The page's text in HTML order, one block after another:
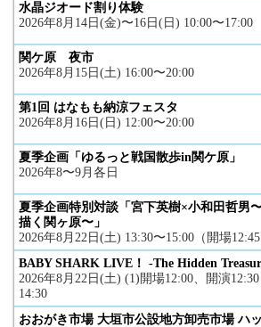
水晶ジオード割り体験
2026年8月14日(金)〜16日(日) 10:00〜17:00
関ケ原 夜市
2026年8月15日(土) 16:00〜20:00
第1回 はなもも納涼フェスタ
2026年8月16日(日) 12:00〜20:00
夏季企画「ゆるっと戦国散歩in関ケ原」
2026年8〜9月各日
夏季企画特別対談「宮下英樹×小和田哲男
描く関ヶ原〜」
2026年8月22日(土) 13:30〜15:00（開場12:45
BABY SHARK LIVE！ -The Hidden
2026年8月22日(土) (1)開場12:00、開演
14:30
おおがき市場 大垣市公設地方卸売市場 ハ